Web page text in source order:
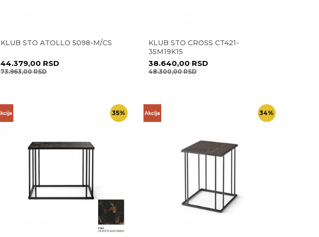
KLUB STO ATOLLO 5098-M/CS
44.379,00 RSD
73.963,00RSD
KLUB STO CROSS CT421-
35M19K15
38.640,00 RSD
48.300,00RSD
35% 34%